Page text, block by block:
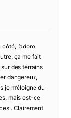
j’adore
ça me fait
des terrains
dangereux,
je m’éloigne du
mais est-ce
. Clairement